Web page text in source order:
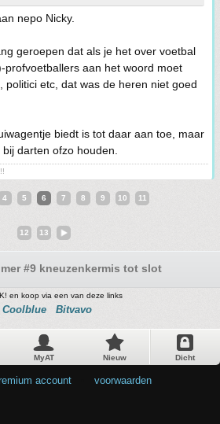
nepo Nicky.
geroepen dat als je het over voetbal
profvoetballers aan het woord moet
politici etc, dat was de heren niet goed
biedt is tot daar aan toe, maar
darten ofzo houden.
4 5 6 7 8 9 10 11
12 13
#9 kneuzenkermis tot slot
en koop via een van deze links
Coolblue Bitvavo
MyAT Nieuw Dicht
account voorwaarden